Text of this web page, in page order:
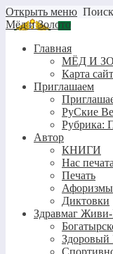
Открыть меню Поиск
Мёд и Золото
Главная
МЁД И
Карта
Приглашаем
РуСкие
Рубрика:
Автор
КНИГИ
Нас
Печать
Афоризмы
Диктовки
Здравмаг
Здоровый